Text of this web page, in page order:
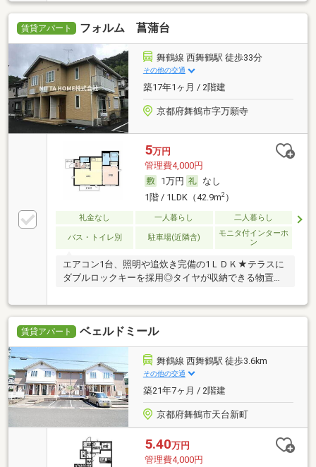
賃貸アパート フォルム 菖蒲台
舞鶴線 西舞鶴駅 徒歩33分
その他の交通
築17年1ヶ月 / 2階建
京都府舞鶴市字万願寺
5万円
管理費4,000円
1万円
なし
1階 / 1LDK（42.9m2）
礼金なし 一人暮らし 二人暮らし
バス・トイレ別 駐車場(近隣含)
モニタ付インターホ
ン
エアコン1台、照明や追炊き完備の1ＬＤＫ★テラスに
ダブルロックキーを採用◎タイヤが収納できる物置有
賃貸アパート ベェルドミール
舞鶴線 西舞鶴駅 徒歩3.6km
その他の交通
築21年7ヶ月 / 2階建
京都府舞鶴市天台新町
5.40万円
管理費4,000円